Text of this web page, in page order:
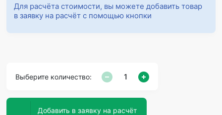
Для расчёта стоимости, вы можете добавить товар
в заявку на расчёт с помощью кнопки
Выберите количество:
Добавить в заявку на расчёт